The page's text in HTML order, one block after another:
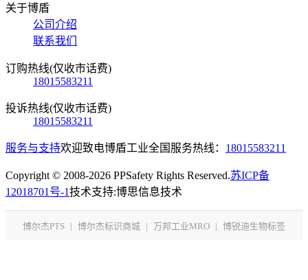
关于博盾
公司介绍
联系我们
订购热线(仅收市话费)
18015583211
投诉热线(仅收市话费)
18015583211
服务与支持欢迎致电博盾工业全国服务热线： 18015583211
Copyright © 2008-2026 PPSafety Rights Reserved.苏ICP备
12018701号-1技术支持:博思信息技术
博尔杰PTS | 博尔杰标识商城 | 万邦工业MRO | 博锐迪生物标签